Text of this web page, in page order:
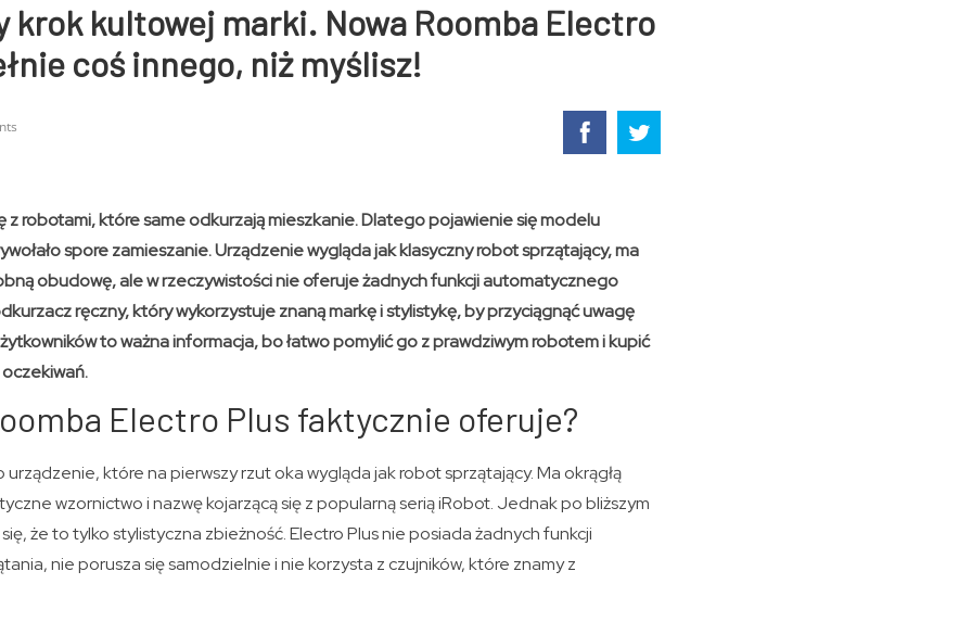
krok kultowej marki. Nowa Roomba Electro
coś innego, niż myślisz!
z robotami, które same odkurzają mieszkanie. Dlatego pojawienie się modelu
spore zamieszanie. Urządzenie wygląda jak klasyczny robot sprzątający, ma
obudowę, ale w rzeczywistości nie oferuje żadnych funkcji automatycznego
ręczny, który wykorzystuje znaną markę i stylistykę, by przyciągnąć uwagę
to ważna informacja, bo łatwo pomylić go z prawdziwym robotem i kupić
Electro Plus faktycznie oferuje?
które na pierwszy rzut oka wygląda jak robot sprzątający. Ma okrągłą
wzornictwo i nazwę kojarzącą się z popularną serią iRobot. Jednak po bliższym
że to tylko stylistyczna zbieżność. Electro Plus nie posiada żadnych funkcji
nie porusza się samodzielnie i nie korzysta z czujników, które znamy z